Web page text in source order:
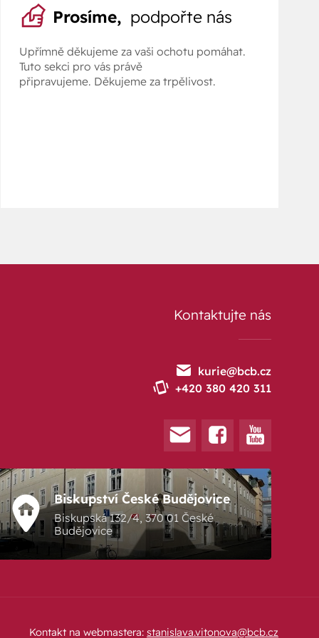
Prosíme, podpořte nás
Upřímně děkujeme za vaši ochotu pomáhat.
Tuto sekci pro vás právě
připravujeme. Děkujeme za trpělivost.
Kontaktujte nás
kurie@bcb.cz
+420 380 420 311
Biskupství České Budějovice
Biskupská 132/4, 370 01 České
Budějovice
Kontakt na webmastera: stanislava.vitonova@bcb.cz